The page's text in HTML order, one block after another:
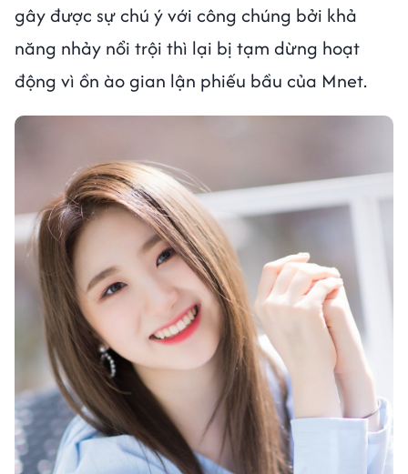
gây được sự chú ý với công chúng bởi khả
năng nhảy nổi trội thì lại bị tạm dừng hoạt
động vì ồn ào gian lận phiếu bầu của Mnet.